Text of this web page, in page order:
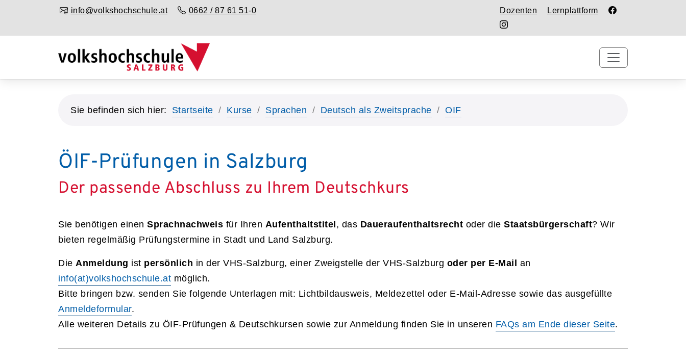
info@volkshochschule.at 0662 / 87 61 51-0 Dozenten Lernplattform
Sie befinden sich hier: Startseite Kurse Sprachen Deutsch als Zweitsprache OIF
ÖIF-Prüfungen in Salzburg
Der passende Abschluss zu Ihrem Deutschkurs
Sie benötigen einen Sprachnachweis für Ihren Aufenthaltstitel , das Daueraufenthaltsrecht oder die Staatsbürgerschaft? Wir
bieten regelmäßig Prüfungstermine in Stadt und Land Salzburg.
Die Anmeldung ist persönlich in der VHS-Salzburg, einer Zweigstelle der VHS-Salzburg oder per E-Mail
an
info(at)volkshochschule.at möglich.
Bitte bringen bzw. senden Sie folgende Unterlagen mit: Lichtbildausweis, Meldezettel oder E-Mail-Adresse sowie das ausgefüllte
Anmeldeformular.
Alle weiteren Details zu ÖIF-Prüfungen & Deutschkursen sowie zur Anmeldung finden Sie in unseren FAQs am Ende dieser Seite.